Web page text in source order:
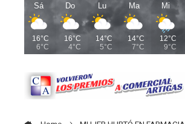
Sá
16°C
6°C
Do
16°C
4°C
Lu
14°C
5°C
Ma
14°C
7°C
Mi
12°C
9°C